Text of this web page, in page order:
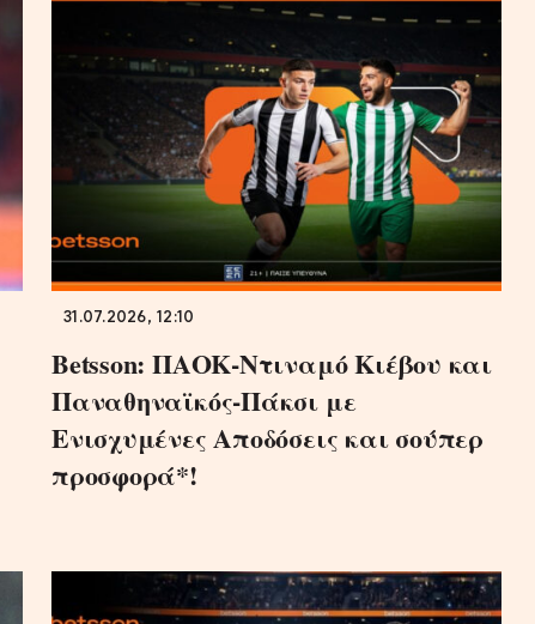
31.07.2026, 12:10
Betsson: ΠΑΟΚ-Ντιναμό Κιέβου και
Παναθηναϊκός-Πάκσι με
Ενισχυμένες Αποδόσεις και σούπερ
προσφορά*!